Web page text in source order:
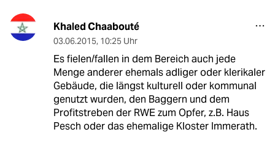
Khaled Chaabouté
03.06.2015, 10:25 Uhr
Es fielen/fallen in dem Bereich auch jede
Menge anderer ehemals adliger oder klerikaler
Gebäude, die längst kulturell oder kommunal
genutzt wurden, den Baggern und dem
Profitstreben der RWE zum Opfer, z.B. Haus
Pesch oder das ehemalige Kloster Immerath.